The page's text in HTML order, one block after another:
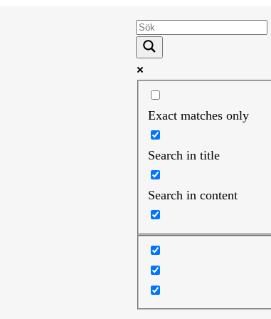
Exact matches only
Search in title
Search in content